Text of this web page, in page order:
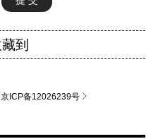
京ICP备12026239号